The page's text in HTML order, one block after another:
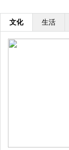
文化 生活